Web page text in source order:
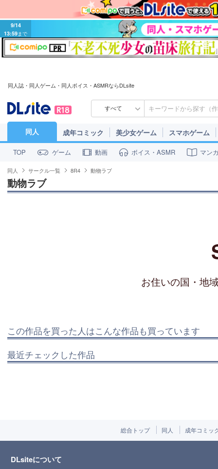
9/14
13:59まで
同人誌・同人ゲーム・同人ボイス・ASMRならDLsite
すべて
同人 成年コミック 美少女ゲーム スマホゲーム
TOP ゲーム 動画 ボイス・ASMR マン
同人 サークル一覧 8R4 動物ラブ
動物ラブ
お住いの国・地
この作品を買った人はこんな作品も買っています
最近チェックした作品
総合トップ 同人 成年コミッ
DLsiteについて